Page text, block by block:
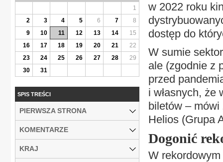
w 2022 roku
dostęp do
W sumie
ale (zgodnie z
przed
i własnych, że
biletów – mówi
Helios (Grupa
Dogonić
W
1
2
3 4 5 6 7
8
9
10 11 12 13 14
15
16
17 18 19 20 21
22
23
24 25 26 27 28
29
30
31
SPIS TREŚCI
PIERWSZA STRONA
KOMENTARZE
KRAJ